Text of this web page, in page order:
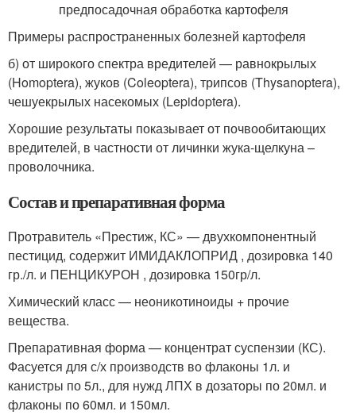
Примеры распространенных болезней картофеля
б) от широкого спектра вредителей — равнокрылых
(Homoptera), жуков (Coleoptera), трипсов (Thysanoptera),
чешуекрылых насекомых (Lepidoptera).
Хорошие результаты показывает от почвообитающих
вредителей, в частности от личинки жука-щелкуна –
проволочника.
Состав и препаративная форма
Протравитель «Престиж, КС» — двухкомпонентный
пестицид, содержит ИМИДАКЛОПРИД , дозировка 140
гр./л. и ПЕНЦИКУРОН , дозировка 150гр/л.
Химический класс — неоникотиноиды + прочие
вещества.
Препаративная форма — концентрат суспензии (КС).
Фасуется для с/х производств во флаконы 1л. и
канистры по 5л., для нужд ЛПХ в дозаторы по 20мл. и
флаконы по 60мл. и 150мл.